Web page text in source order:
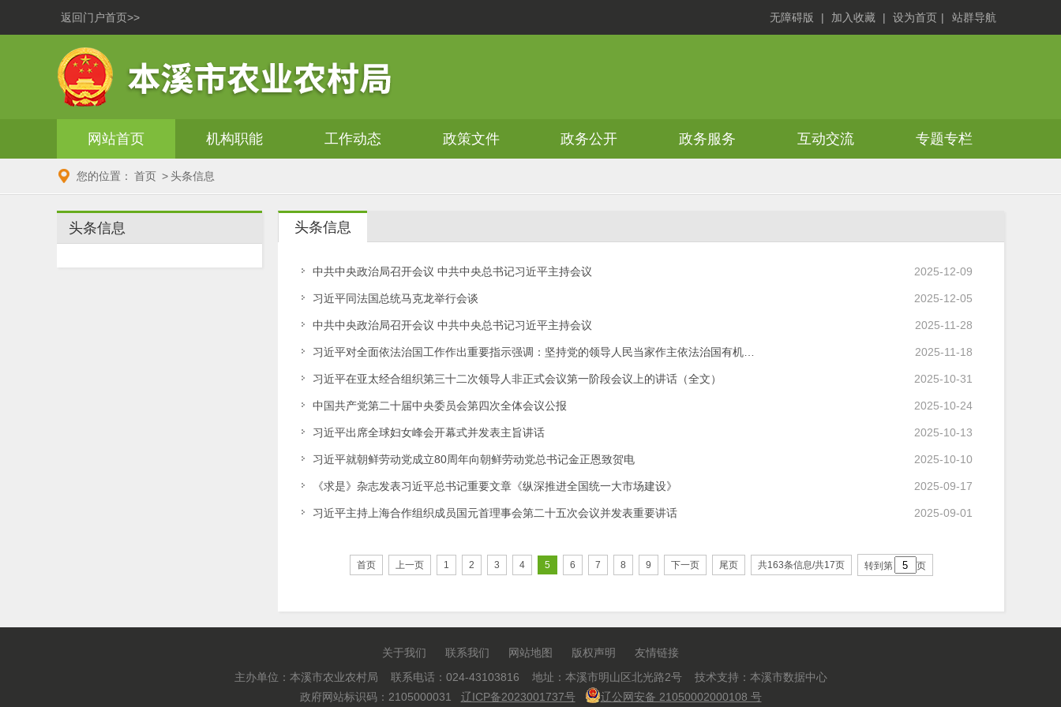
返回门户首页>> 无障碍版 | 加入收藏 | 设为首页 | 站群导航
网站首页 机构职能 工作动态 政策文件 政务公开 政务服务 互动交流 专题专栏
您的位置： 首页 >头条信息
头条信息 头条信息
2025-12-09
中共中央政治局召开会议 中共中央总书记习近平主持会议
2025-12-05
习近平同法国总统马克龙举行会谈
2025-11-28
中共中央政治局召开会议 中共中央总书记习近平主持会议
2025-11-18
习近平对全面依法治国工作作出重要指示强调：坚持党的领导人民当家作主依法治国有机…
2025-10-31
习近平在亚太经合组织第三十二次领导人非正式会议第一阶段会议上的讲话（全文）
2025-10-24
中国共产党第二十届中央委员会第四次全体会议公报
2025-10-13
习近平出席全球妇女峰会开幕式并发表主旨讲话
2025-10-10
习近平就朝鲜劳动党成立80周年向朝鲜劳动党总书记金正恩致贺电
2025-09-17
《求是》杂志发表习近平总书记重要文章《纵深推进全国统一大市场建设》
2025-09-01
习近平主持上海合作组织成员国元首理事会第二十五次会议并发表重要讲话
首页 上一页 1 2 3 4 5 6 7 8 9 下一页 尾页 共163条信息/共17页 转到第 页
关于我们 联系我们 网站地图 版权声明
友情链接
主办单位：本溪市农业农村局 联系电话：024-43103816 地址：本溪市明山区北光路2号 技术支持：本溪市数据中心
政府网站标识码：2105000031 辽ICP备2023001737号 辽公网安备 21050002000108 号